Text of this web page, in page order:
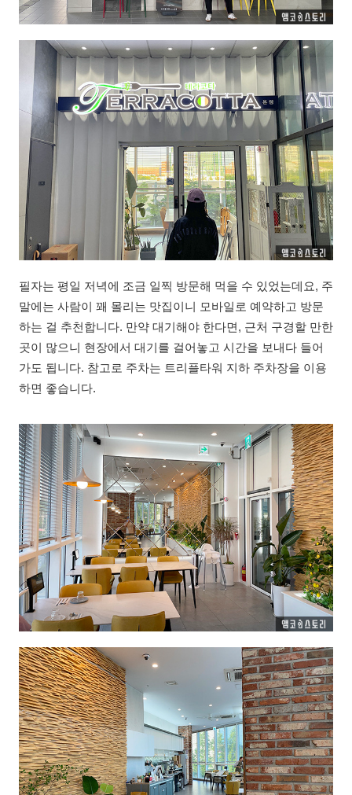
필자는 평일 저녁에 조금 일찍 방문해 먹을 수 있었는데요, 주
말에는 사람이 꽤 몰리는 맛집이니 모바일로 예약하고 방문
하는 걸 추천합니다. 만약 대기해야 한다면, 근처 구경할 만한
곳이 많으니 현장에서 대기를 걸어놓고 시간을 보내다 들어
가도 됩니다. 참고로 주차는 트리플타워 지하 주차장을 이용
하면 좋습니다.